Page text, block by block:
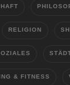
RELIGION
& FITNESS